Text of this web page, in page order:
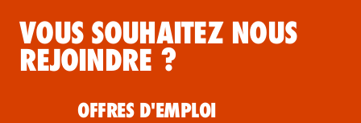
VOUS SOUHAITEZ NOUS
REJOINDRE ?
OFFRES D'EMPLOI